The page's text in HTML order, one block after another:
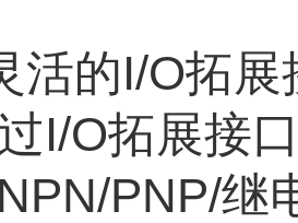
活的I/O拓展
I/O拓展接
PNP/继